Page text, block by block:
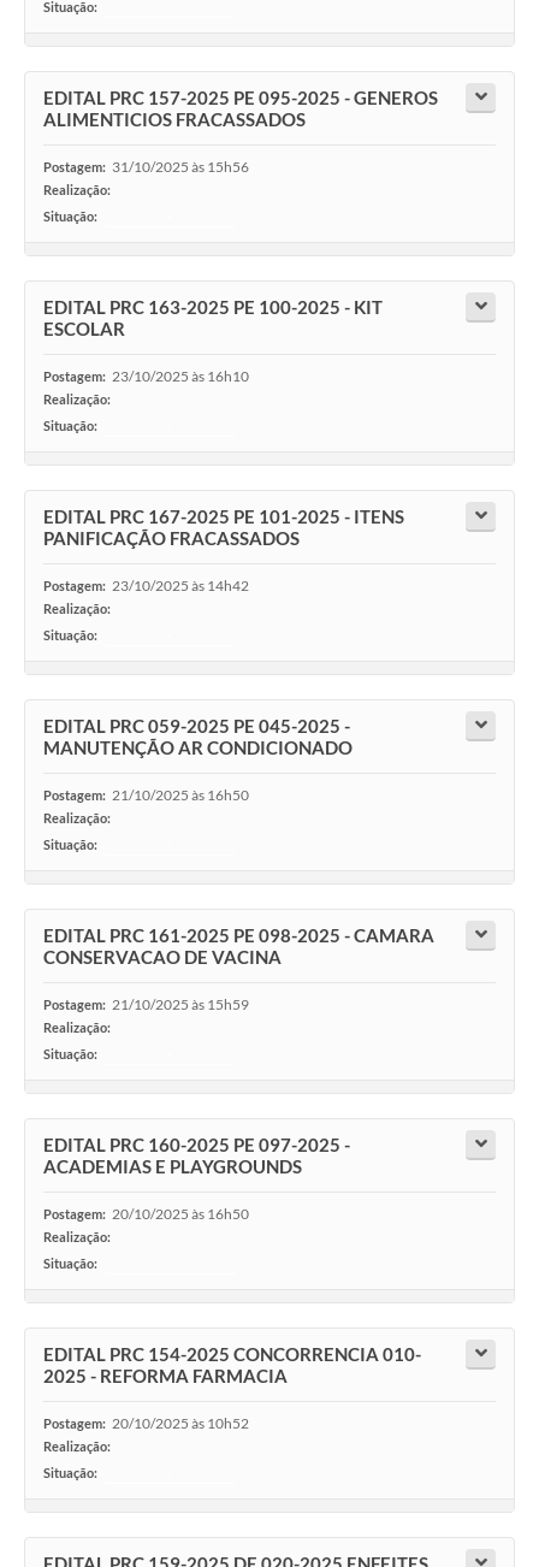
Situação:
EDITAL PRC 157-2025 PE 095-2025 - GENEROS
ALIMENTICIOS FRACASSADOS
Postagem: 31/10/2025 às 15h56
Realização:
Situação:
EDITAL PRC 163-2025 PE 100-2025 - KIT
ESCOLAR
Postagem: 23/10/2025 às 16h10
Realização:
Situação:
EDITAL PRC 167-2025 PE 101-2025 - ITENS
PANIFICAÇÃO FRACASSADOS
Postagem: 23/10/2025 às 14h42
Realização:
Situação:
EDITAL PRC 059-2025 PE 045-2025 -
MANUTENÇÃO AR CONDICIONADO
Postagem: 21/10/2025 às 16h50
Realização:
Situação:
EDITAL PRC 161-2025 PE 098-2025 - CAMARA
CONSERVACAO DE VACINA
Postagem: 21/10/2025 às 15h59
Realização:
Situação:
EDITAL PRC 160-2025 PE 097-2025 -
ACADEMIAS E PLAYGROUNDS
Postagem: 20/10/2025 às 16h50
Realização:
Situação:
EDITAL PRC 154-2025 CONCORRENCIA 010-
2025 - REFORMA FARMACIA
Postagem: 20/10/2025 às 10h52
Realização:
Situação: